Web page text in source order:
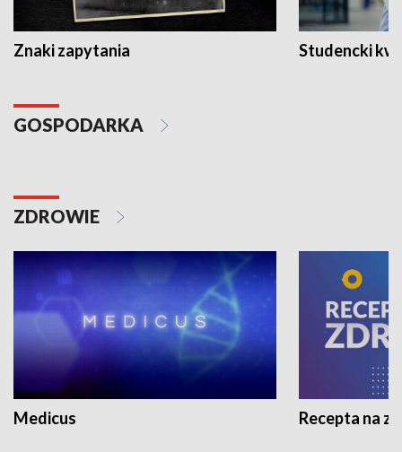
Znaki zapytania Studencki
GOSPODARKA
ZDROWIE
Medicus Recepta na